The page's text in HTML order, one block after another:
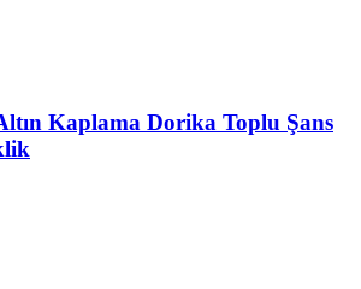
Kaplama Dorika Toplu Şans